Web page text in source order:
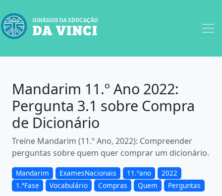
Mandarim 11.º Ano 2022:
Pergunta 3.1 sobre Compra
de Dicionário
Treine Mandarim (11.º Ano, 2022): Compreender
perguntas sobre quem quer comprar um dicionário.
Mandarim ExamesNacionais 11.ºano
2022
1.ªFase
Vocabulário Compras Quem Perguntas